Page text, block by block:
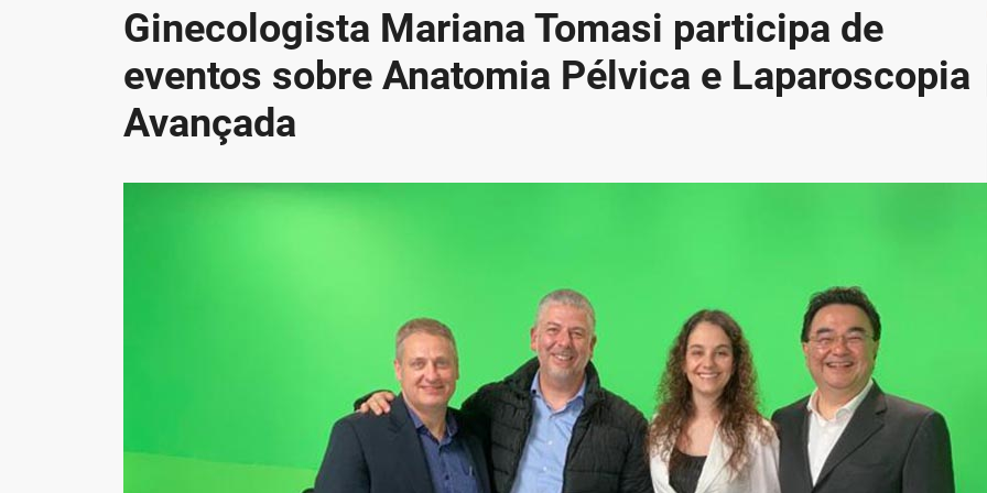
Ginecologista Mariana Tomasi participa de
eventos sobre Anatomia Pélvica e Laparoscopia
Avançada